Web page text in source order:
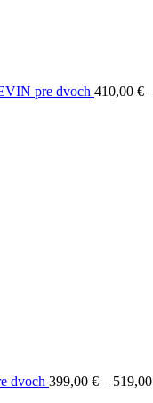
pre dvoch 410,00 €
dvoch 399,00 € –